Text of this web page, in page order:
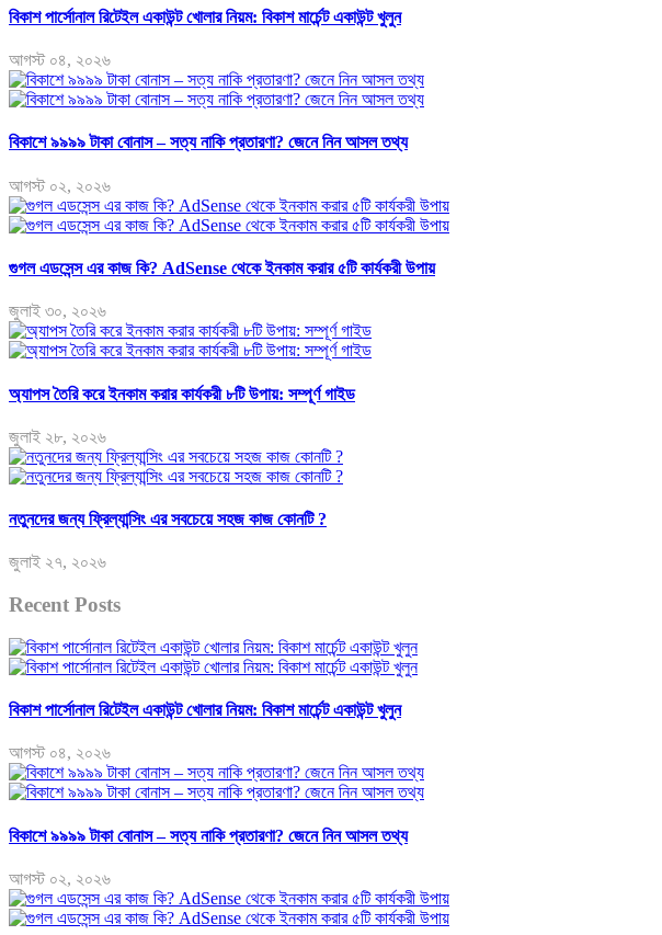
বিকাশ পার্সোনাল রিটেইল একাউন্ট খোলার নিয়ম: বিকাশ মার্চেন্ট একাউন্ট খুলুন
আগস্ট ০৪, ২০২৬
বিকাশে ৯৯৯৯ টাকা বোনাস – সত্য নাকি প্রতারণা? জেনে নিন আসল তথ্য
আগস্ট ০২, ২০২৬
গুগল এডসেন্স এর কাজ কি? AdSense থেকে ইনকাম করার ৫টি কার্যকরী উপায়
জুলাই ৩০, ২০২৬
অ্যাপস তৈরি করে ইনকাম করার কার্যকরী ৮টি উপায়: সম্পূর্ণ গাইড
জুলাই ২৮, ২০২৬
নতুনদের জন্য ফ্রিল্যান্সিং এর সবচেয়ে সহজ কাজ কোনটি ?
জুলাই ২৭, ২০২৬
Recent Posts
বিকাশ পার্সোনাল রিটেইল একাউন্ট খোলার নিয়ম: বিকাশ মার্চেন্ট একাউন্ট খুলুন
আগস্ট ০৪, ২০২৬
বিকাশে ৯৯৯৯ টাকা বোনাস – সত্য নাকি প্রতারণা? জেনে নিন আসল তথ্য
আগস্ট ০২, ২০২৬